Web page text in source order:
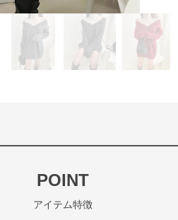
POINT
アイテム特徴